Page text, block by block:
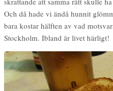
Och då hade vi ändå hunnit
bara kostar hälften av vad
Stockholm. Ibland är livet härligt!